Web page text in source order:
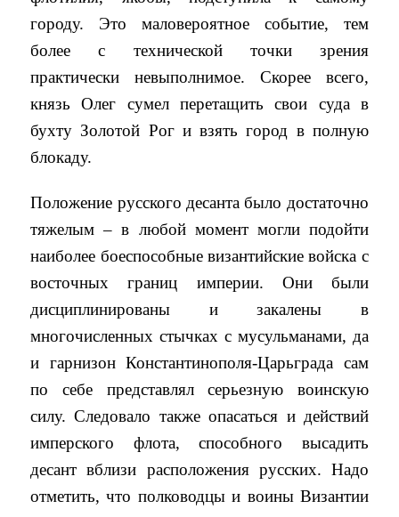
городу. Это маловероятное событие, тем
более с технической точки зрения
практически невыполнимое. Скорее всего,
князь Олег сумел перетащить свои суда в
бухту Золотой Рог и взять город в полную
блокаду.
Положение русского десанта было достаточно
тяжелым – в любой момент могли подойти
наиболее боеспособные византийские войска с
восточных границ империи. Они были
дисциплинированы и закалены в
многочисленных стычках с мусульманами, да
и гарнизон Константинополя-Царьграда сам
по себе представлял серьезную воинскую
силу. Следовало также опасаться и действий
имперского флота, способного высадить
десант вблизи расположения русских. Надо
отметить, что полководцы и воины Византии